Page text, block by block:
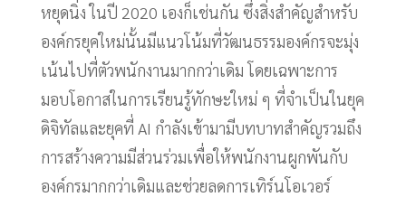
หยุดนิ่ง ในปี 2020 เองก็เช่นกัน ซึ่งสิ่งสำคัญสำหรับ
องค์กรยุคใหม่นั้นมีแนวโน้มที่วัฒนธรรมองค์กรจะมุ่ง
เน้นไปที่ตัวพนักงานมากกว่าเดิม โดยเฉพาะการ
มอบโอกาสในการเรียนรู้ทักษะใหม่ ๆ ที่จำเป็นในยุค
ดิจิทัลและยุคที่ AI กำลังเข้ามามีบทบาทสำคัญรวมถึง
การสร้างความมีส่วนร่วมเพื่อให้พนักงานผูกพันกับ
องค์กรมากกว่าเดิมและช่วยลดการเทิร์นโอเวอร์